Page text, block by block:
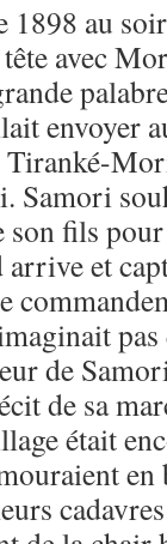
au
avec
envoyer
Samori
son fils
et
pas
de
de sa
était